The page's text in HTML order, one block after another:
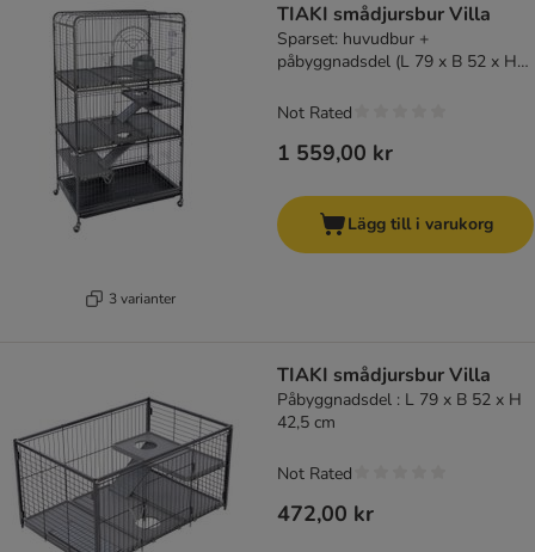
3 varianter
TIAKI smådjursbur Villa
Sparset: huvudbur +
påbyggnadsdel (L 79 x B 52 x H
1 559,00 kr
Not Rated
Lägg till i varukorg
TIAKI smådjursbur Villa
Påbyggnadsdel : L 79 x B 52 x H
42,5 cm
472,00 kr
Not Rated